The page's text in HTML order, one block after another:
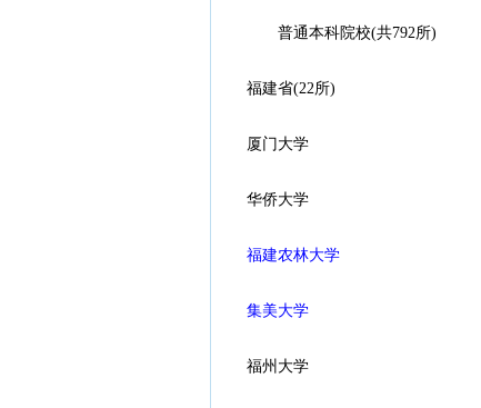
普通本科院校(共792所)
福建省(22所)
厦门大学
华侨大学
福建农林大学
集美大学
福州大学